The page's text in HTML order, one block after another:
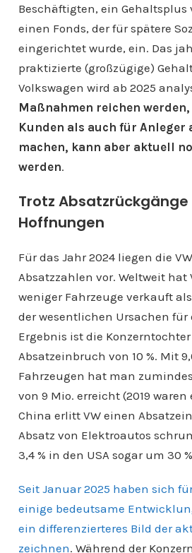
Beschäftigten, ein Gehaltsplus
einen Fonds, der für spätere
eingerichtet wurde, ein. Das
praktizierte (großzügige)
Volkswagen wird ab 2025
Maßnahmen reichen werden,
Kunden als auch für
machen, kann aber aktuell
werden.
Trotz
Hoffnungen
Für das Jahr 2024 liegen die
Absatzzahlen vor. Weltweit hat
weniger Fahrzeuge verkauft
der wesentlichen Ursachen für
Ergebnis ist die
Absatzeinbruch von 10 %. Mit
Fahrzeugen hat man
von 9 Mio. erreicht (2019 waren
China erlitt VW einen
Absatz von Elektroautos
3,4 % in den USA sogar um 30
Seit Januar 2025 haben sich
einige bedeutsame
ein differenzierteres Bild der
zeichnen. Während der